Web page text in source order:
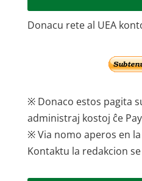
Donacu rete al UEA
※ Donaco estos pagita
administraj kostoj ĉe
※ Via nomo aperos en
Kontaktu la redakcion